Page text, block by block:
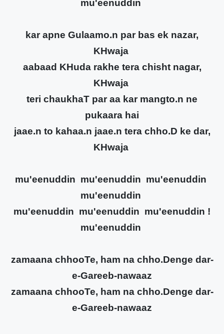
mu'eenuddin
kar apne Gulaamo.n par bas ek nazar,
KHwaja
aabaad KHuda rakhe tera chisht nagar,
KHwaja
teri chaukhaT par aa kar mangto.n ne
pukaara hai
jaae.n to kahaa.n jaae.n tera chho.D ke dar,
KHwaja
mu'eenuddin mu'eenuddin mu'eenuddin
mu'eenuddin
mu'eenuddin mu'eenuddin mu'eenuddin !
mu'eenuddin
zamaana chhooTe, ham na chho.Denge dar-
e-Gareeb-nawaaz
zamaana chhooTe, ham na chho.Denge dar-
e-Gareeb-nawaaz